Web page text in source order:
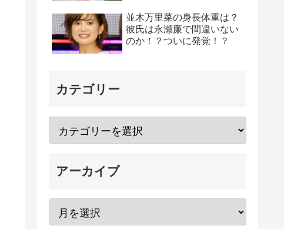
並木万里菜の身長体重は？
彼氏は永瀬廉で間違いない
のか！？ついに発覚！？
カテゴリー
アーカイブ